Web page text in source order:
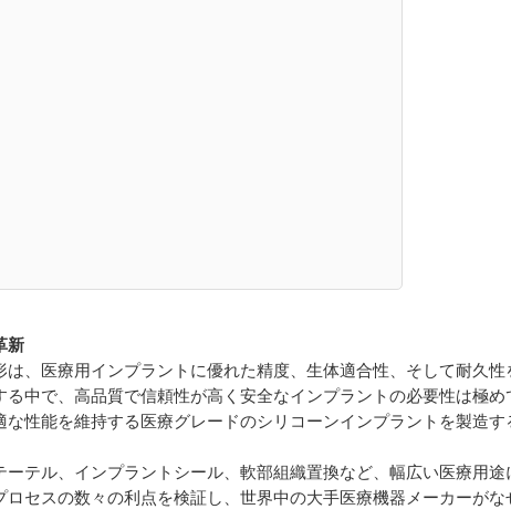
新
、医療用インプラントに優れた精度、生体適合性、そして耐久性
中で、高品質で信頼性が高く安全なインプラントの必要性は極め
性能を維持する医療グレードのシリコーンインプラントを製造す
テル、インプラントシール、軟部組織置換など、幅広い医療用途
セスの数々の利点を検証し、世界中の大手医療機器メーカーがな